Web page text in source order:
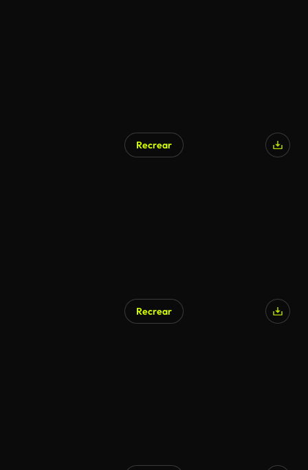
Recrear
Recrear